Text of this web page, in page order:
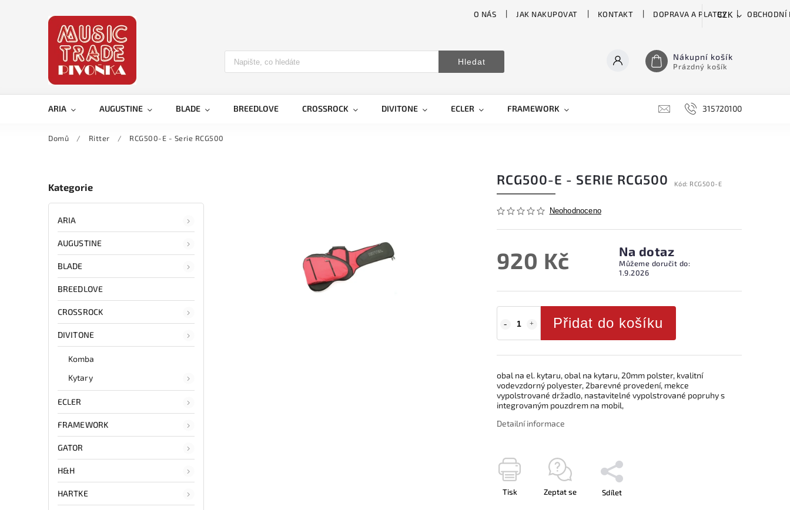
O NÁS JAK NAKUPOVAT KONTAKT DOPRAVA A PLATBY OBCHODNÍ
CZK
Hledat Nákupní košík
Prázdný košík
ARIA AUGUSTINE BLADE BREEDLOVE CROSSROCK DIVITONE ECLER FRAMEWORK H&H HARTKE
315720100
Domů / Ritter / RCG500-E - Serie RCG500
Kategorie
ARIA
AUGUSTINE
BLADE
BREEDLOVE
CROSSROCK
DIVITONE
Komba
Kytary
ECLER
FRAMEWORK
GATOR
H&H
HARTKE
RCG500-E - SERIE RCG500 Kód: RCG500-E
Neohodnoceno
920 Kč Na dotaz
Můžeme doručit do:
1.9.2026
Přidat do košíku
obal na el. kytaru, obal na kytaru, 20mm polster, kvalitní
vodevzdorný polyester, 2barevné provedení, mekce
vypolstrované držadlo, nastavitelné vypolstrované popruhy s
integrovaným pouzdrem na mobil,
Detailní informace
Tisk Zeptat se Sdílet